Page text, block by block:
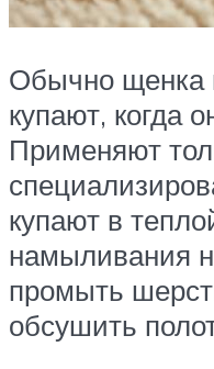
Обычно щенка
купают, когда
Применяют
купают в
намыливания
промыть
обсушить